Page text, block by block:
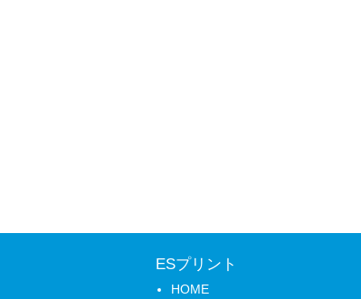
ESプリント
HOME